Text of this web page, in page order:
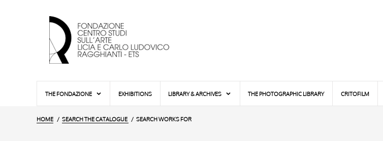
THE FONDAZIONE EXHIBITIONS LIBRARY & ARCHIVES THE PHOTOGRAPHIC LIBRARY CRITOFILM
HOME SEARCH THE CATALOGUE SEARCH WORKS FOR